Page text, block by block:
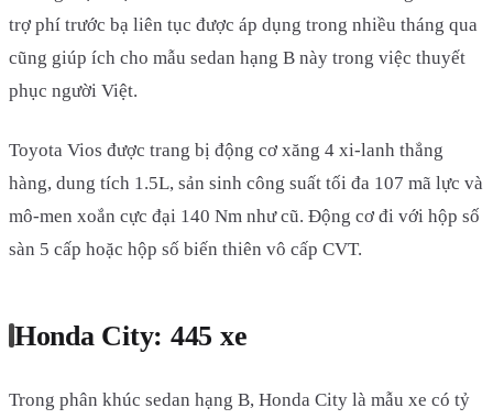
trợ phí trước bạ liên tục được áp dụng trong nhiều tháng qua
cũng giúp ích cho mẫu sedan hạng B này trong việc thuyết
phục người Việt.
Toyota Vios được trang bị động cơ xăng 4 xi-lanh thẳng
hàng, dung tích 1.5L, sản sinh công suất tối đa 107 mã lực và
mô-men xoắn cực đại 140 Nm như cũ. Động cơ đi với hộp số
sàn 5 cấp hoặc hộp số biến thiên vô cấp CVT.
Honda City: 445 xe
Trong phân khúc sedan hạng B, Honda City là mẫu xe có tỷ